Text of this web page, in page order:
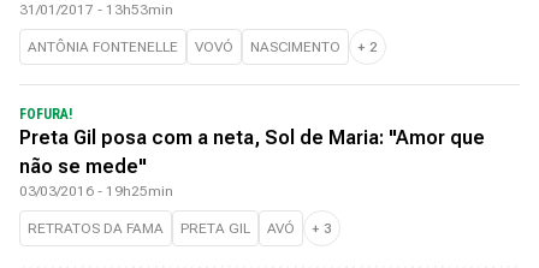
31/01/2017 - 13h53min
ANTÔNIA FONTENELLE VOVÓ NASCIMENTO + 2
FOFURA!
Preta Gil posa com a neta, Sol de Maria: "Amor que
não se mede"
03/03/2016 - 19h25min
RETRATOS DA FAMA PRETA GIL AVÓ + 3